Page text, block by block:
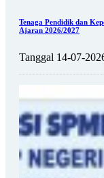
Tenaga Pendidik dan
Ajaran 2026/2027
Tanggal 14-07-